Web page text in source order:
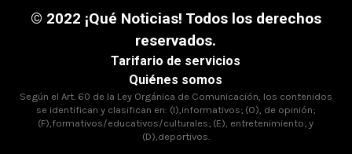
© 2022 ¡Qué Noticias! Todos los derechos
reservados.
Tarifario de servicios
Quiénes somos
Según el Art. 60 de la Ley Orgánica de Comunicación, los contenidos
se identifican y clasifican en: (I),informativos; (O), de opinión;
(F),formativos/educativos/culturales; (E), entretenimiento; y
(D),deportivos.